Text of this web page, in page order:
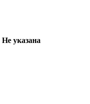
Не указана